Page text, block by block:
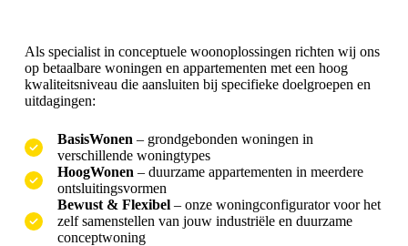
Als specialist in conceptuele woonoplossingen richten wij ons
op betaalbare woningen en appartementen met een hoog
kwaliteitsniveau die aansluiten bij specifieke doelgroepen en
uitdagingen:
BasisWonen – grondgebonden woningen in
verschillende woningtypes
HoogWonen – duurzame appartementen in meerdere
ontsluitingsvormen
Bewust & Flexibel– onze woningconfigurator voor het
zelf samenstellen van jouw industriële en duurzame
conceptwoning